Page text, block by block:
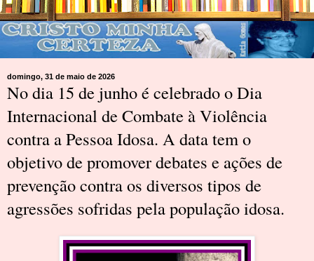
domingo, 31 de maio de 2026
No dia 15 de junho é celebrado o Dia
Internacional de Combate à Violência
contra a Pessoa Idosa. A data tem o
objetivo de promover debates e ações de
prevenção contra os diversos tipos de
agressões sofridas pela população idosa.